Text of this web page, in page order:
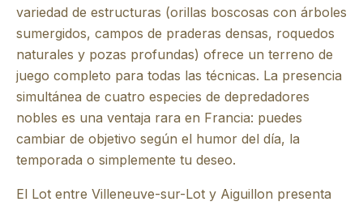
variedad de estructuras (orillas boscosas con árboles
sumergidos, campos de praderas densas, roquedos
naturales y pozas profundas) ofrece un terreno de
juego completo para todas las técnicas. La presencia
simultánea de cuatro especies de depredadores
nobles es una ventaja rara en Francia: puedes
cambiar de objetivo según el humor del día, la
temporada o simplemente tu deseo.
El Lot entre Villeneuve-sur-Lot y Aiguillon presenta